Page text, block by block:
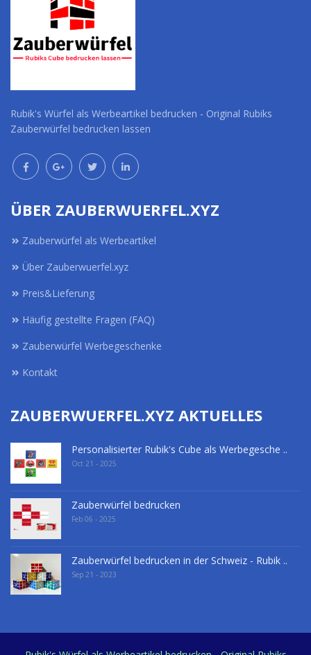
Rubik's Würfel als Werbeartikel bedrucken - Original Rubiks
Zauberwürfel bedrucken lassen
ÜBER ZAUBERWUERFEL.XYZ
Zauberwürfel als Werbeartikel
Über Zauberwuerfel.xyz
Preis&Lieferung
Häufig gestellte Fragen (FAQ)
Zauberwürfel Werbegeschenke
Kontakt
ZAUBERWUERFEL.XYZ AKTUELLES
Personalisierter Rubik's Cube als Werbegesche ..
Oct 21 - 2025
Zauberwürfel bedrucken
Feb 06 - 2025
Zauberwürfel bedrucken in der Schweiz - Rubik ..
Sep 21 - 2023